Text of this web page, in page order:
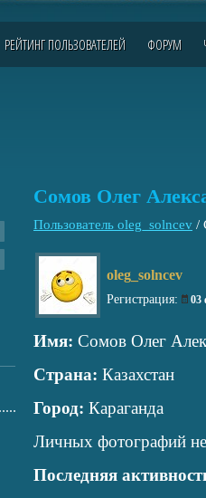
РЕЙТИНГ ПОЛЬЗОВАТЕЛЕЙ ФОРУМ
Сомов Олег
Пользователь oleg_solncev /
oleg_solncev
Регистрация: 03
Имя: Сомов Олег
Страна: Казахстан
Город: Караганда
Личных фотографий
Последняя